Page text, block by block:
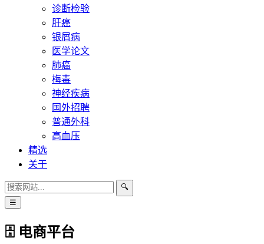
诊断检验
肝癌
银屑病
医学论文
肺癌
梅毒
神经疾病
国外招聘
普通外科
高血压
精选
关于
🔍
☰
🗄 电商平台